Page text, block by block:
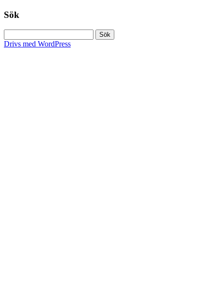
Sök
efter:
Drivs med WordPress